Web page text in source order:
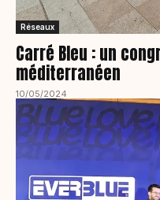
Réseaux
Carré Bleu : un
méditerranéen
10/05/2024